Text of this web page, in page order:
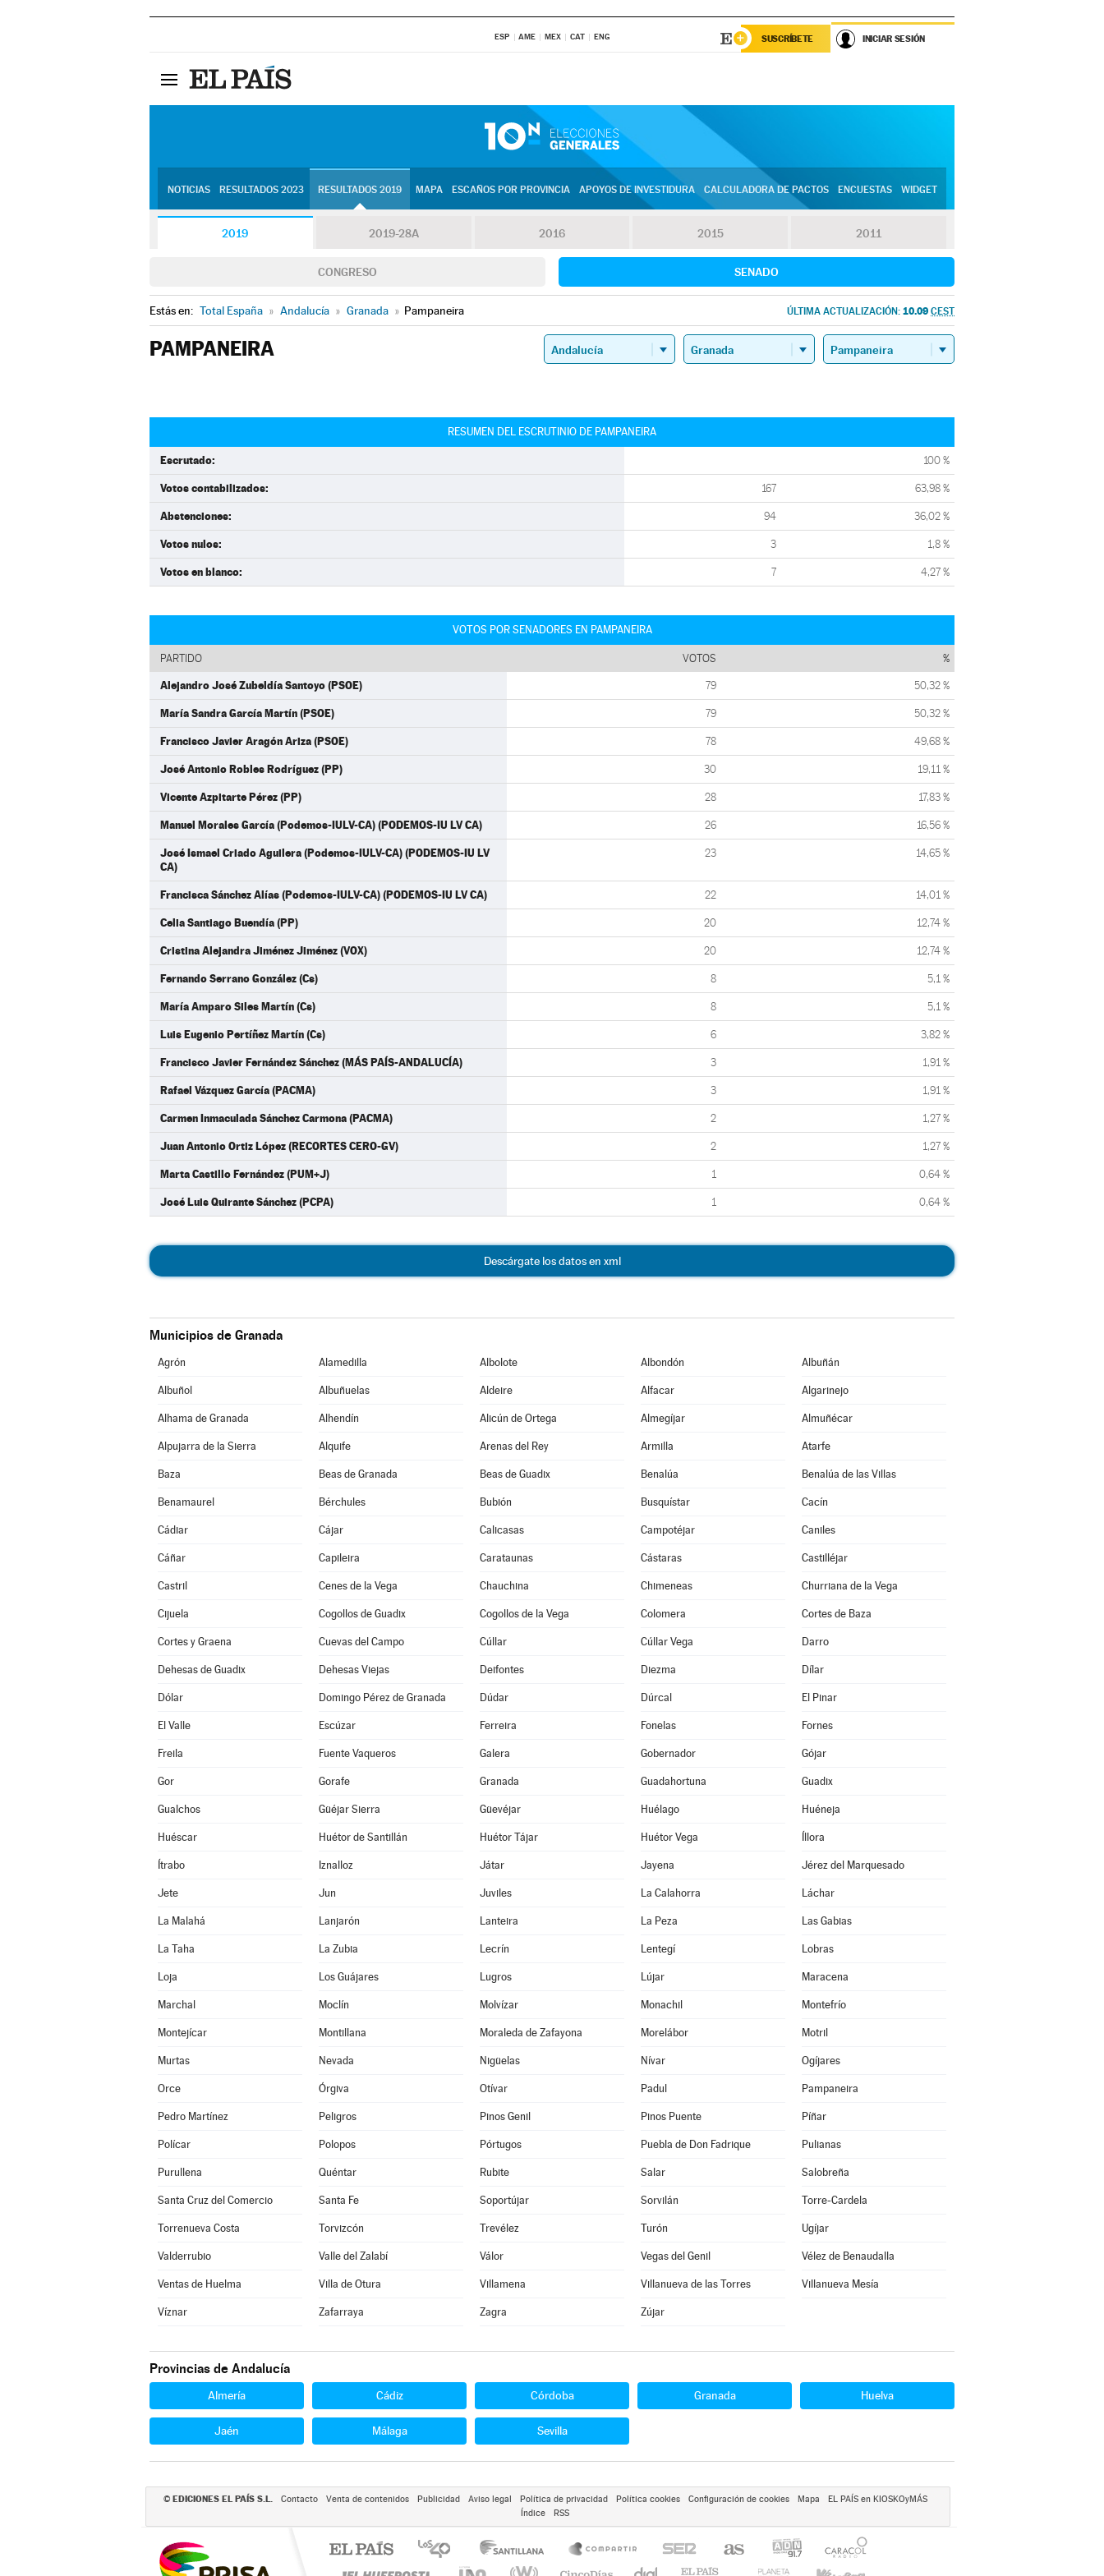
ESP AME MEX CAT ENG SUSCRÍBETE INICIAR SESIÓN
NOTICIAS RESULTADOS 2023 RESULTADOS 2019 MAPA ESCAÑOS POR PROVINCIA APOYOS DE INVESTIDURA CALCULADORA DE PACTOS ENCUESTAS WIDGET
2019 2019-28A 2016 2015 2011
CONGRESO SENADO
Estás en: Total España » Andalucía » Granada » Pampaneira ÚLTIMA ACTUALIZACIÓN: 10.09 CEST
PAMPANEIRA
RESUMEN DEL ESCRUTINIO DE PAMPANEIRA
Escrutado: 100 %
Votos contabilizados: 167 63,98 %
Abstenciones: 94 36,02 %
Votos nulos: 3 1,8 %
Votos en blanco: 7 4,27 %
VOTOS POR SENADORES EN PAMPANEIRA
PARTIDO VOTOS %
Alejandro José Zubeldía Santoyo (PSOE) 79 50,32 %
María Sandra García Martín (PSOE) 79 50,32 %
Francisco Javier Aragón Ariza (PSOE) 78 49,68 %
José Antonio Robles Rodríguez (PP) 30 19,11 %
Vicente Azpitarte Pérez (PP) 28 17,83 %
Manuel Morales García (Podemos-IULV-CA) (PODEMOS-IU LV CA) 26 16,56 %
José Ismael Criado Aguilera (Podemos-IULV-CA) (PODEMOS-IU LV
CA)
23 14,65 %
Francisca Sánchez Alías (Podemos-IULV-CA) (PODEMOS-IU LV CA) 22 14,01 %
Celia Santiago Buendía (PP) 20 12,74 %
Cristina Alejandra Jiménez Jiménez (VOX) 20 12,74 %
Fernando Serrano González (Cs) 8 5,1 %
María Amparo Siles Martín (Cs) 8 5,1 %
Luis Eugenio Pertíñez Martín (Cs) 6 3,82 %
Francisco Javier Fernández Sánchez (MÁS PAÍS-ANDALUCÍA) 3 1,91 %
Rafael Vázquez García (PACMA) 3 1,91 %
Carmen Inmaculada Sánchez Carmona (PACMA) 2 1,27 %
Juan Antonio Ortiz López (RECORTES CERO-GV) 2 1,27 %
Marta Castillo Fernández (PUM+J) 1 0,64 %
José Luis Quirante Sánchez (PCPA) 1 0,64 %
Descárgate los datos en xml
Municipios de Granada
Agrón Alamedilla Albolote Albondón Albuñán
Albuñol Albuñuelas Aldeire Alfacar Algarinejo
Alhama de Granada Alhendín Alicún de Ortega Almegíjar Almuñécar
Alpujarra de la Sierra Alquife Arenas del Rey Armilla Atarfe
Baza Beas de Granada Beas de Guadix Benalúa Benalúa de las Villas
Benamaurel Bérchules Bubión Busquístar Cacín
Cádiar Cájar Calicasas Campotéjar Caniles
Cáñar Capileira Carataunas Cástaras Castilléjar
Castril Cenes de la Vega Chauchina Chimeneas Churriana de la Vega
Cijuela Cogollos de Guadix Cogollos de la Vega Colomera Cortes de Baza
Cortes y Graena Cuevas del Campo Cúllar Cúllar Vega Darro
Dehesas de Guadix Dehesas Viejas Deifontes Diezma Dílar
Dólar Domingo Pérez de Granada Dúdar Dúrcal El Pinar
El Valle Escúzar Ferreira Fonelas Fornes
Freila Fuente Vaqueros Galera Gobernador Gójar
Gor Gorafe Granada Guadahortuna Guadix
Gualchos Güéjar Sierra Güevéjar Huélago Huéneja
Huéscar Huétor de Santillán Huétor Tájar Huétor Vega Íllora
Ítrabo Iznalloz Játar Jayena Jérez del Marquesado
Jete Jun Juviles La Calahorra Láchar
La Malahá Lanjarón Lanteira La Peza Las Gabias
La Taha La Zubia Lecrín Lentegí Lobras
Loja Los Guájares Lugros Lújar Maracena
Marchal Moclín Molvízar Monachil Montefrío
Montejícar Montillana Moraleda de Zafayona Morelábor Motril
Murtas Nevada Nigüelas Nívar Ogíjares
Orce Órgiva Otívar Padul Pampaneira
Pedro Martínez Peligros Pinos Genil Pinos Puente Píñar
Polícar Polopos Pórtugos Puebla de Don Fadrique Pulianas
Purullena Quéntar Rubite Salar Salobreña
Santa Cruz del Comercio Santa Fe Soportújar Sorvilán Torre-Cardela
Torrenueva Costa Torvizcón Trevélez Turón Ugíjar
Valderrubio Valle del Zalabí Válor Vegas del Genil Vélez de Benaudalla
Ventas de Huelma Villa de Otura Villamena Villanueva de las Torres Villanueva Mesía
Víznar Zafarraya Zagra Zújar
Provincias de Andalucía
Almería Cádiz Córdoba Granada Huelva
Jaén Málaga Sevilla
© EDICIONES EL PAÍS S.L. Contacto Venta de contenidos Publicidad Aviso legal Política de privacidad Política cookies Configuración de cookies Mapa
EL PAÍS en KIOSKOyMÁS
Índice
RSS